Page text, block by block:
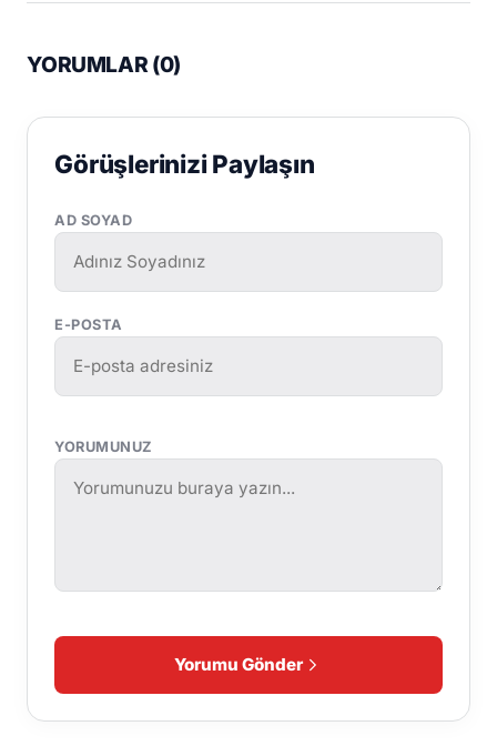
YORUMLAR (0)
Görüşlerinizi Paylaşın
AD SOYAD
E-POSTA
YORUMUNUZ
Yorumu Gönder